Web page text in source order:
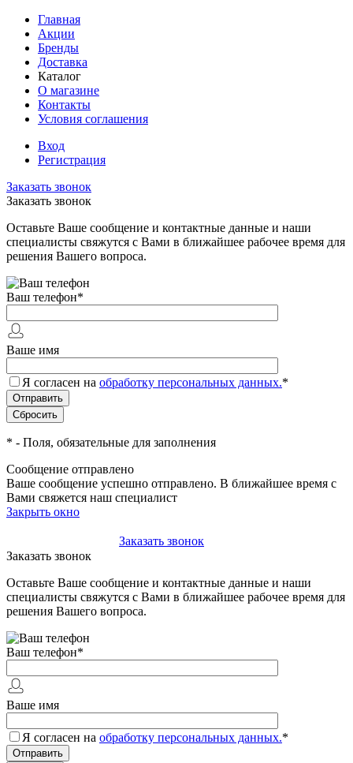
Главная
Акции
Бренды
Доставка
Каталог
О магазине
Контакты
Условия соглашения
Вход
Регистрация
Заказать звонок
Заказать звонок
Оставьте Ваше сообщение и контактные данные и наши
специалисты свяжутся с Вами в ближайшее рабочее время для
решения Вашего вопроса.
Ваш телефон*
Ваше имя
Я согласен на обработку персональных данных.*
* - Поля, обязательные для заполнения
Сообщение отправлено
Ваше сообщение успешно отправлено. В ближайшее время с
Вами свяжется наш специалист
Закрыть окно
Заказать звонок
Заказать звонок
Оставьте Ваше сообщение и контактные данные и наши
специалисты свяжутся с Вами в ближайшее рабочее время для
решения Вашего вопроса.
Ваш телефон*
Ваше имя
Я согласен на обработку персональных данных.*